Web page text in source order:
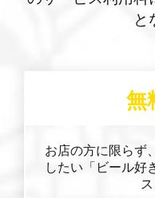
と
無
お店の方に限らず
したい「ビール好